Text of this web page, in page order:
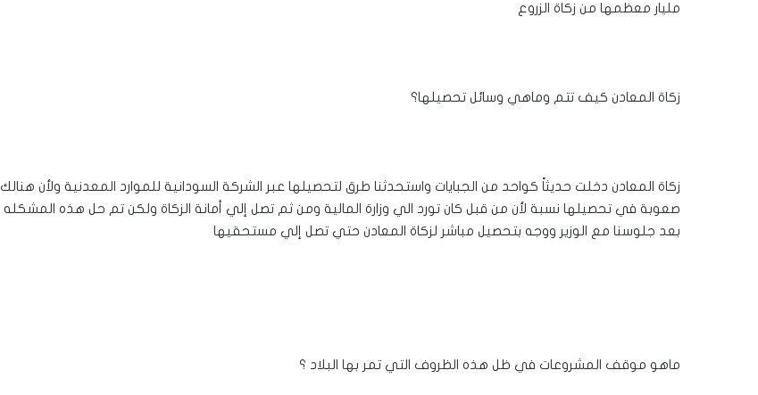
مليار معظمها من زكاة الزروع
زكاة المعادن كيف تتم وماهي وسائل تحصيلها؟
زكاة المعادن دخلت حديثاً كواحد من الجبايات واستحدثنا طرق لتحصيلها عبر الشركة السودانية للموارد المعدنية ولأن هنالك
صعوبة في تحصيلها نسبة لأن من قبل كان تورد الي وزارة المالية ومن ثم تصل إلي أمانة الزكاة ولكن تم حل هذه المشكله
بعد جلوسنا مع الوزير ووجه بتحصيل مباشر لزكاة المعادن حتي تصل إلي مستحقيها
ماهو موقف المشروعات في ظل هذه الظروف التي تمر بها البلاد ؟